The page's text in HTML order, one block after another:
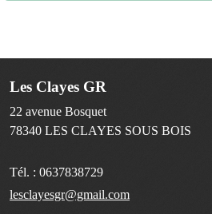
Les Clayes GR
22 avenue Bosquet
78340 LES CLAYES SOUS BOIS
Tél. : 0637838729
lesclayesgr@gmail.com